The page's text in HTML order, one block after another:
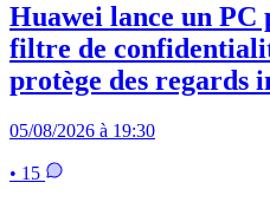
Huawei lance un PC
filtre de
protège des regards
05/08/2026 à 19:30
• 15